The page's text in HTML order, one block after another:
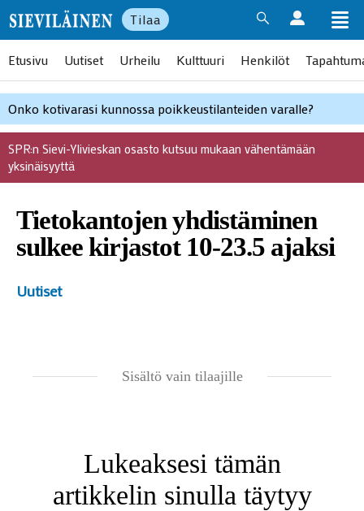
Tilaa
Etusivu Uutiset Urheilu Kulttuuri Henkilöt
Onko kotivarasi kunnossa poikkeustilanteiden varalle?
SPR:n Sievi-Ylivieskan osasto kutsuu mukaan vähentämään
yksinäisyyttä
Tietokantojen yhdistäminen
sulkee kirjastot 10-23.5 ajaksi
Uutiset
Sisältö vain tilaajille
Lukeaksesi tämän
artikkelin sinulla täytyy